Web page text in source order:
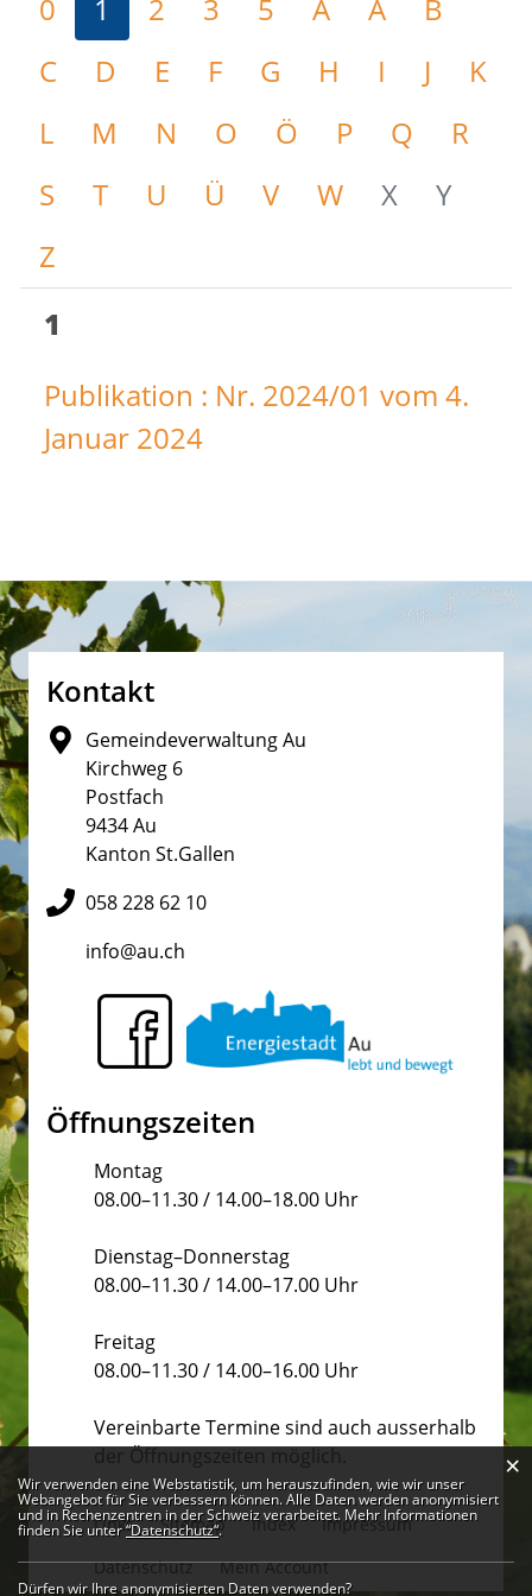
0 1 2 3 5 A Ä
B
C
D E F G H I J
K
L
M N O Ö P Q
R
S
T U Ü V W X
Y
Z
1
Publikation : Nr. 2024/01 vom 4.
Januar 2024
Fusszeile
Kontakt
Gemeindeverwaltung Au
Kirchweg 6
Postfach
9434 Au
Kanton St.Gallen
058 228 62 10
info@au.ch
Öffnungszeiten
Montag
08.00–11.30 / 14.00–18.00 Uhr
Dienstag–Donnerstag
08.00–11.30 / 14.00–17.00 Uhr
Freitag
08.00–11.30 / 14.00–16.00 Uhr
Vereinbarte Termine sind auch ausserhalb
der Öffnungszeiten möglich.
Links Sitemap Index
Impressum
Datenschutz
Mein Account
Webstatistik
Wir verwenden eine Webstatistik, um herauszufinden, wie wir unser
Webangebot für Sie verbessern können. Alle Daten werden anonymisiert
und in Rechenzentren in der Schweiz verarbeitet. Mehr Informationen
finden Sie unter“Datenschutz“.
Dürfen wir Ihre anonymisierten Daten verwenden?
×